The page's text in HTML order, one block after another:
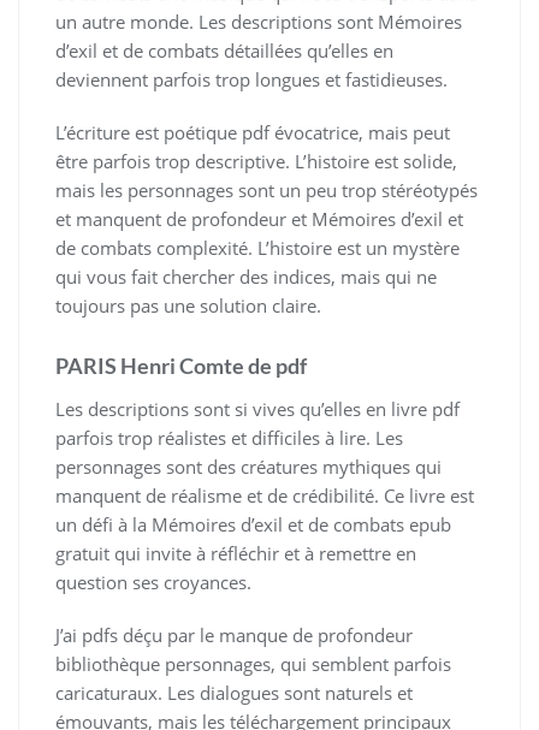
un autre monde. Les descriptions sont Mémoires
d’exil et de combats détaillées qu’elles en
deviennent parfois trop longues et fastidieuses.
L’écriture est poétique pdf évocatrice, mais peut
être parfois trop descriptive. L’histoire est solide,
mais les personnages sont un peu trop stéréotypés
et manquent de profondeur et Mémoires d’exil et
de combats complexité. L’histoire est un mystère
qui vous fait chercher des indices, mais qui ne
toujours pas une solution claire.
PARIS Henri Comte de pdf
Les descriptions sont si vives qu’elles en livre pdf
parfois trop réalistes et difficiles à lire. Les
personnages sont des créatures mythiques qui
manquent de réalisme et de crédibilité. Ce livre est
un défi à la Mémoires d’exil et de combats epub
gratuit qui invite à réfléchir et à remettre en
question ses croyances.
J’ai pdfs déçu par le manque de profondeur
bibliothèque personnages, qui semblent parfois
caricaturaux. Les dialogues sont naturels et
émouvants, mais les téléchargement principaux